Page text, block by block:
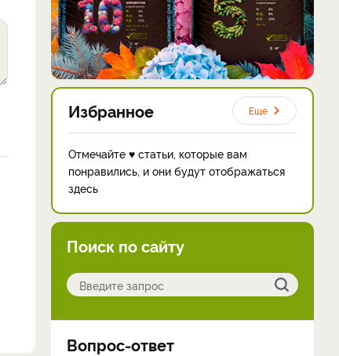
Избранное Еще
Отмечайте ♥ статьи, которые вам
понравились, и они будут отображаться
здесь
Поиск по сайту
Вопрос-ответ